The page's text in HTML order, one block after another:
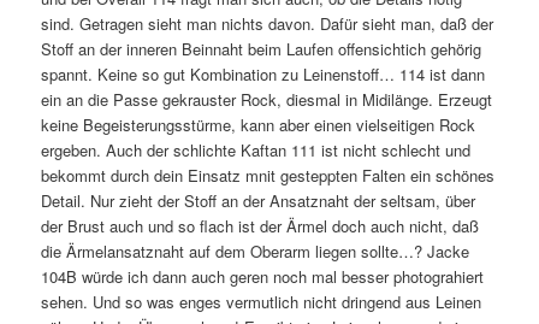
sind. Getragen sieht man nichts davon. Dafür sieht man, daß der
Stoff an der inneren Beinnaht beim Laufen offensichtich gehörig
spannt. Keine so gut Kombination zu Leinenstoff… 114 ist dann
ein an die Passe gekrauster Rock, diesmal in Midilänge. Erzeugt
keine Begeisterungsstürme, kann aber einen vielseitigen Rock
ergeben. Auch der schlichte Kaftan 111 ist nicht schlecht und
bekommt durch dein Einsatz mnit gesteppten Falten ein schönes
Detail. Nur zieht der Stoff an der Ansatznaht der seltsam, über
der Brust auch und so flach ist der Ärmel doch auch nicht, daß
die Ärmelansatznaht auf dem Oberarm liegen sollte…? Jacke
104B würde ich dann auch geren noch mal besser photograhiert
sehen. Und so was enges vermutlich nicht dringend aus Leinen